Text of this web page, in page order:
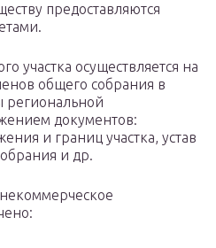
предоставляются
участка осуществляется на
общего собрания в
региональной
документов:
и границ участка, устав
и др.